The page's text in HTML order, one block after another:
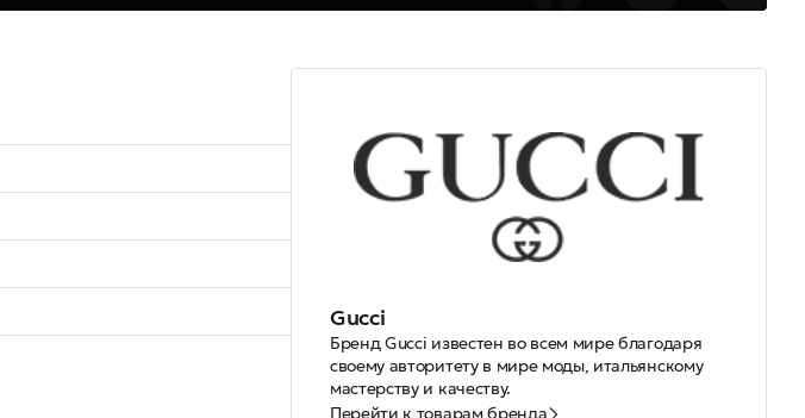
Gucci
Бренд Gucci известен во всем мире благодаря
своему авторитету в мире моды, итальянскому
мастерству и качеству.
В 1921 году Гуччио Гуччи основал небольшую
Перейти к товарам бренда